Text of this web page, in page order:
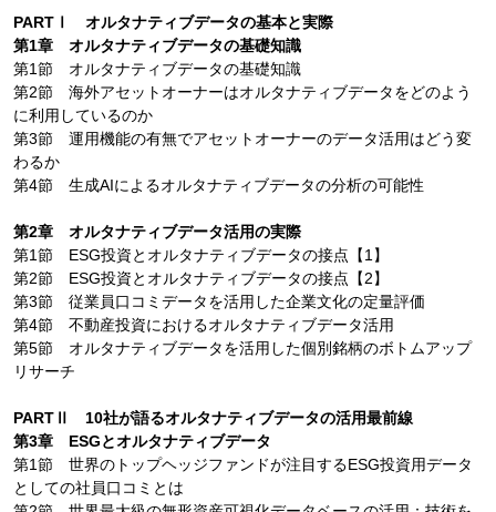
PARTⅠ オルタナティブデータの基本と実際
第1章 オルタナティブデータの基礎知識
第1節 オルタナティブデータの基礎知識
第2節 海外アセットオーナーはオルタナティブデータをどのよう
に利用しているのか
第3節 運用機能の有無でアセットオーナーのデータ活用はどう変
わるか
第4節 生成AIによるオルタナティブデータの分析の可能性
第2章 オルタナティブデータ活用の実際
第1節 ESG投資とオルタナティブデータの接点【1】
第2節 ESG投資とオルタナティブデータの接点【2】
第3節 従業員口コミデータを活用した企業文化の定量評価
第4節 不動産投資におけるオルタナティブデータ活用
第5節 オルタナティブデータを活用した個別銘柄のボトムアップ
リサーチ
PARTⅡ 10社が語るオルタナティブデータの活用最前線
第3章 ESGとオルタナティブデータ
第1節 世界のトップヘッジファンドが注目するESG投資用データ
としての社員口コミとは